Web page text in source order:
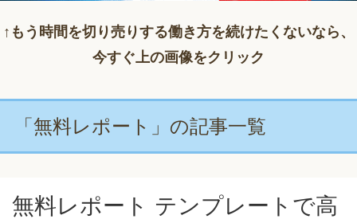
↑もう時間を切り売りする働き方を続けたくないなら、
今すぐ上の画像をクリック
「無料レポート」の記事一覧
無料レポート テンプレートで高